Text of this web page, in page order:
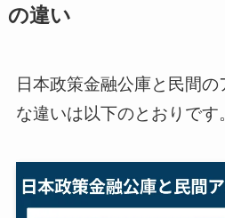
の違い
日本政策金融公庫と民間
な違いは以下のとおりです